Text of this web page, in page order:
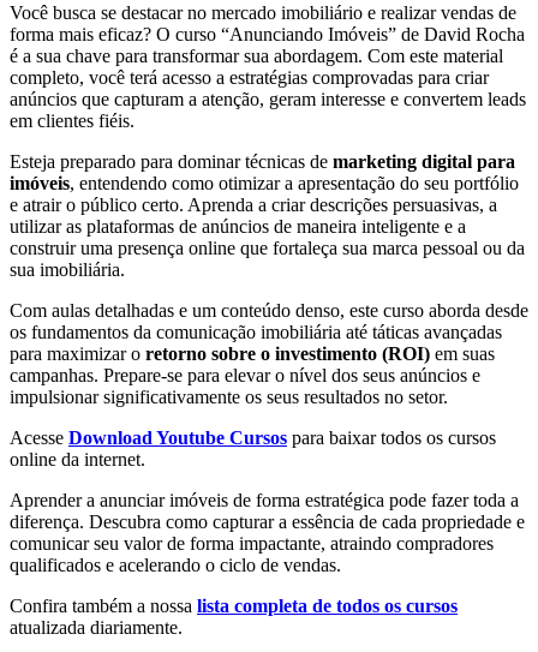
Você busca se destacar no mercado imobiliário e realizar vendas de
forma mais eficaz? O curso “Anunciando Imóveis” de David Rocha
é a sua chave para transformar sua abordagem. Com este material
completo, você terá acesso a estratégias comprovadas para criar
anúncios que capturam a atenção, geram interesse e convertem leads
em clientes fiéis.
Esteja preparado para dominar técnicas de marketing digital para
imóveis, entendendo como otimizar a apresentação do seu portfólio
e atrair o público certo. Aprenda a criar descrições persuasivas, a
utilizar as plataformas de anúncios de maneira inteligente e a
construir uma presença online que fortaleça sua marca pessoal ou da
sua imobiliária.
Com aulas detalhadas e um conteúdo denso, este curso aborda desde
os fundamentos da comunicação imobiliária até táticas avançadas
para maximizar o retorno sobre o investimento (ROI) em suas
campanhas. Prepare-se para elevar o nível dos seus anúncios e
impulsionar significativamente os seus resultados no setor.
Acesse Download Youtube Cursos para baixar todos os cursos
online da internet.
Aprender a anunciar imóveis de forma estratégica pode fazer toda a
diferença. Descubra como capturar a essência de cada propriedade e
comunicar seu valor de forma impactante, atraindo compradores
qualificados e acelerando o ciclo de vendas.
Confira também a nossa lista completa de todos os cursos
atualizada diariamente.